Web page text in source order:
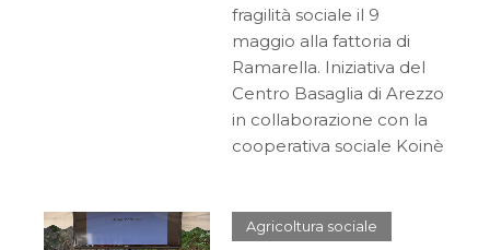
fragilità sociale il 9
maggio alla fattoria di
Ramarella. Iniziativa del
Centro Basaglia di Arezzo
in collaborazione con la
cooperativa sociale Koinè
Agricoltura sociale